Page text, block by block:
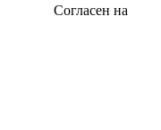
Согласен на